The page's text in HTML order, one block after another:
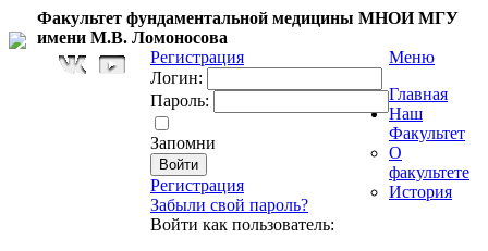
Факультет фундаментальной медицины МНОИ МГУ
имени М.В. Ломоносова
Регистрация
Логин:
Пароль:
Запомни
Регистрация
Забыли свой пароль?
Войти как пользователь:
Меню
Главная
Наш
Факультет
О
факультете
История